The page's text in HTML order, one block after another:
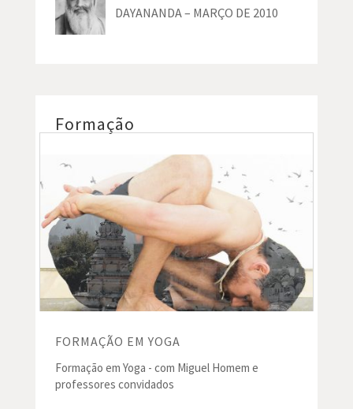
DAYANANDA – MARÇO DE 2010
Formação
FORMAÇÃO EM YOGA
Formação em Yoga - com Miguel Homem e
professores convidados